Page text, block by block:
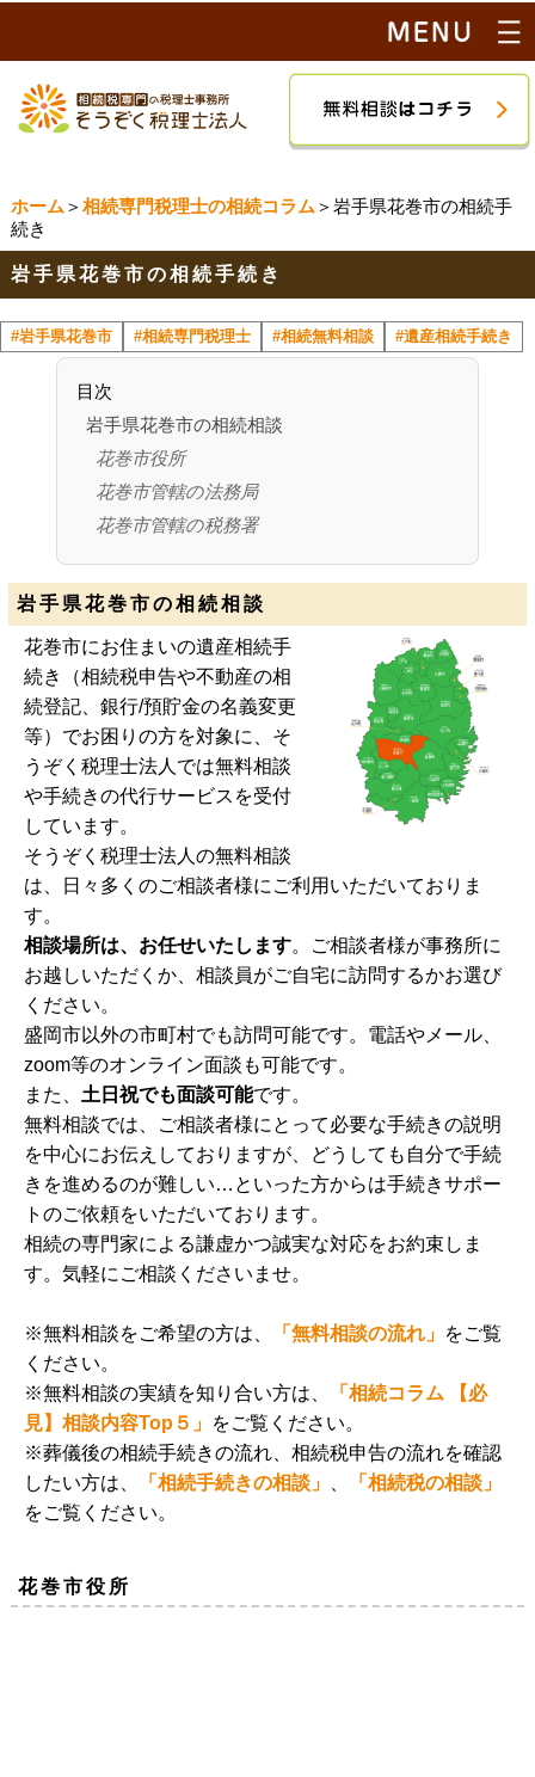
ホーム ＞ 相続専門税理士の相続コラム ＞岩手県花巻市の相続手
続き
岩手県花巻市の相続手続き
#岩手県花巻市 #相続専門税理士 #相続無料相談 #遺産相続手続き
目次
岩手県花巻市の相続相談
花巻市役所
花巻市管轄の法務局
花巻市管轄の税務署
岩手県花巻市の相続相談
花巻市にお住まいの遺産相続手
続き（相続税申告や不動産の相
続登記、銀行/預貯金の名義変更
等）でお困りの方を対象に、そ
うぞく税理士法人では無料相談
や手続きの代行サービスを受付
しています。
そうぞく税理士法人の無料相談
は、日々多くのご相談者様にご利用いただいておりま
す。
相談場所は、お任せいたします。ご相談者様が事務所に
お越しいただくか、相談員がご自宅に訪問するかお選び
ください。
盛岡市以外の市町村でも訪問可能です。電話やメール、
zoom等のオンライン面談も可能です。
また、 土日祝でも面談可能です。
無料相談では、ご相談者様にとって必要な手続きの説明
を中心にお伝えしておりますが、どうしても自分で手続
きを進めるのが難しい…といった方からは手続きサポー
トのご依頼をいただいております。
相続の専門家による謙虚かつ誠実な対応をお約束しま
す。気軽にご相談くださいませ。
※無料相談をご希望の方は、 「無料相談の流れ」 をご覧
ください。
※無料相談の実績を知り合い方は、
「相続コラム 【必
見】相談内容Top５」 をご覧ください。
※葬儀後の相続手続きの流れ、相続税申告の流れを確認
したい方は、
「相続手続きの相談」
「相続税の相談」
をご覧ください。
花巻市役所